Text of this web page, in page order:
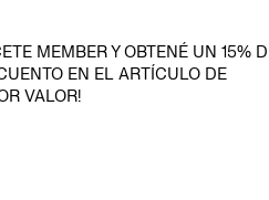
MEMBER Y OBTENÉ UN 15%
EN EL ARTÍCULO DE
VALOR!